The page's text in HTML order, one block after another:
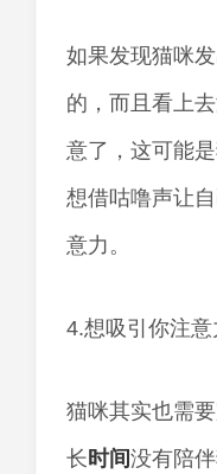
如果发现猫咪
的，而且看上
意了，这可能
想借咕噜声让
意力。
4.想吸引你注意
猫咪其实也需
长时间没有陪